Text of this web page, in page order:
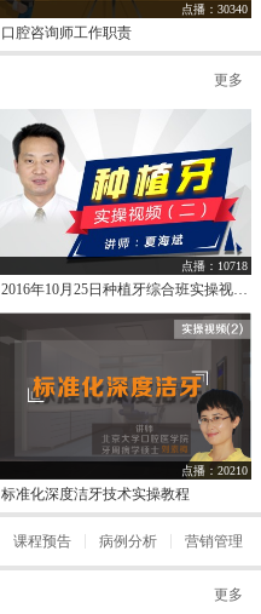
口腔咨询师工作职责
点播：30340
更多
2016年10月25日种植牙综合班实操视频2
点播：10718
标准化深度洁牙技术实操教程
点播：20210
课程预告 病例分析 营销管理
更多